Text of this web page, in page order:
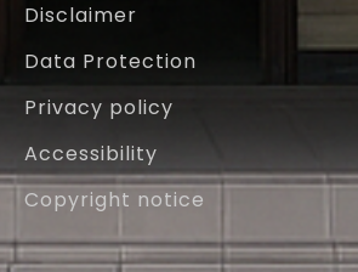
Disclaimer
Data Protection
Privacy policy
Accessibility
Copyright notice